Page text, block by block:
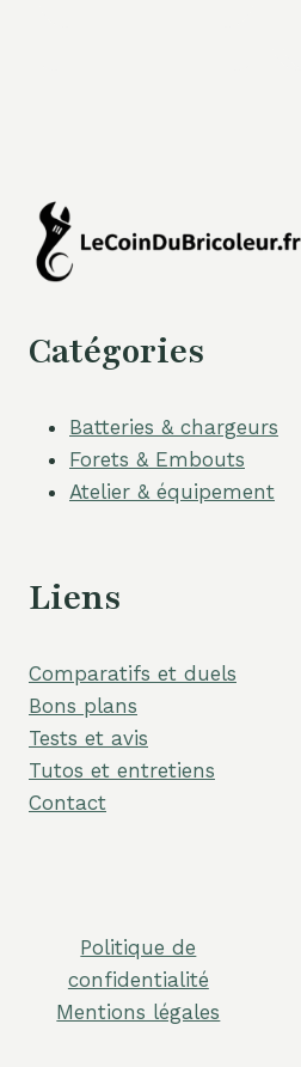
Catégories
Batteries & chargeurs
Forets & Embouts
Atelier & équipement
Liens
Comparatifs et duels
Bons plans
Tests et avis
Tutos et entretiens
Contact
Politique de
confidentialité
Mentions légales